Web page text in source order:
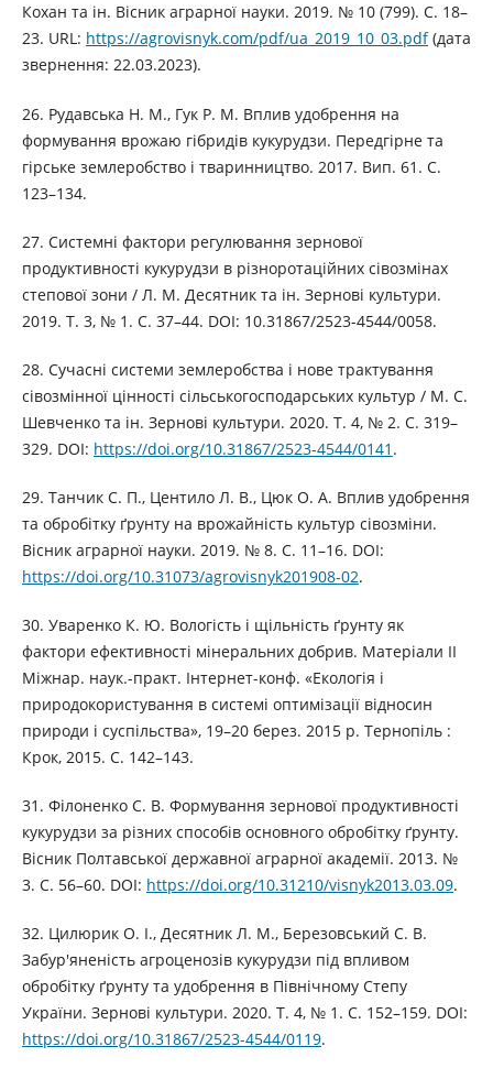
Кохан та ін. Вісник аграрної науки. 2019. № 10 (799). С. 18–
23. URL: https://agrovisnyk.com/pdf/ua_2019_10_03.pdf(дата
звернення: 22.03.2023).
26. Рудавська Н. М., Гук Р. М. Вплив удобрення на
формування врожаю гібридів кукурудзи. Передгірне та
гірське землеробство і тваринництво. 2017. Вип. 61. С.
123–134.
27. Системні фактори регулювання зернової
продуктивності кукурудзи в різноротаційних сівозмінах
степової зони / Л. М. Десятник та ін. Зернові культури.
2019. Т. 3, № 1. С. 37–44. DOI: 10.31867/2523-4544/0058.
28. Сучасні системи землеробства і нове трактування
сівозмінної цінності сільськогосподарських культур / М. С.
Шевченко та ін. Зернові культури. 2020. Т. 4, № 2. С. 319–
329. DOI: https://doi.org/10.31867/2523-4544/0141 .
29. Танчик С. П., Центило Л. В., Цюк О. А. Вплив удобрення
та обробітку ґрунту на врожайність культур сівозміни.
Вісник аграрної науки. 2019. № 8. С. 11–16. DOI:
https://doi.org/10.31073/agrovisnyk201908-02.
30. Уваренко К. Ю. Вологість і щільність ґрунту як
фактори ефективності мінеральних добрив. Матеріали ІІ
Міжнар. наук.-практ. Інтернет-конф. «Екологія і
природокористування в системі оптимізації відносин
природи і суспільства», 19–20 берез. 2015 р. Тернопіль :
Крок, 2015. С. 142–143.
31. Філоненко С. В. Формування зернової продуктивності
кукурудзи за різних способів основного обробітку ґрунту.
Вісник Полтавської державної аграрної академії. 2013. №
3. С. 56–60. DOI: https://doi.org/10.31210/visnyk2013.03.09.
32. Цилюрик О. І., Десятник Л. М., Березовський С. В.
Забур'яненість агроценозів кукурудзи під впливом
обробітку ґрунту та удобрення в Північному Степу
України. Зернові культури. 2020. Т. 4, № 1. С. 152–159. DOI:
https://doi.org/10.31867/2523-4544/0119.